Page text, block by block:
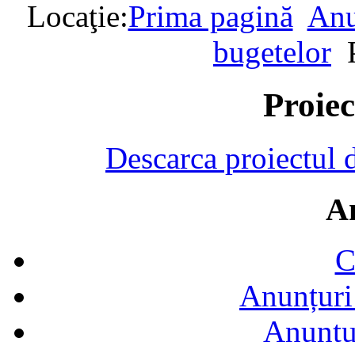
Locaţie:Prima pagină
bugetelor
Descarca proiectul